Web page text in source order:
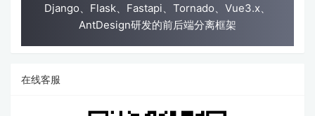
Django、Flask、Fastapi、Tornado、Vue3.x、
AntDesign研发的前后端分离框架
在线客服